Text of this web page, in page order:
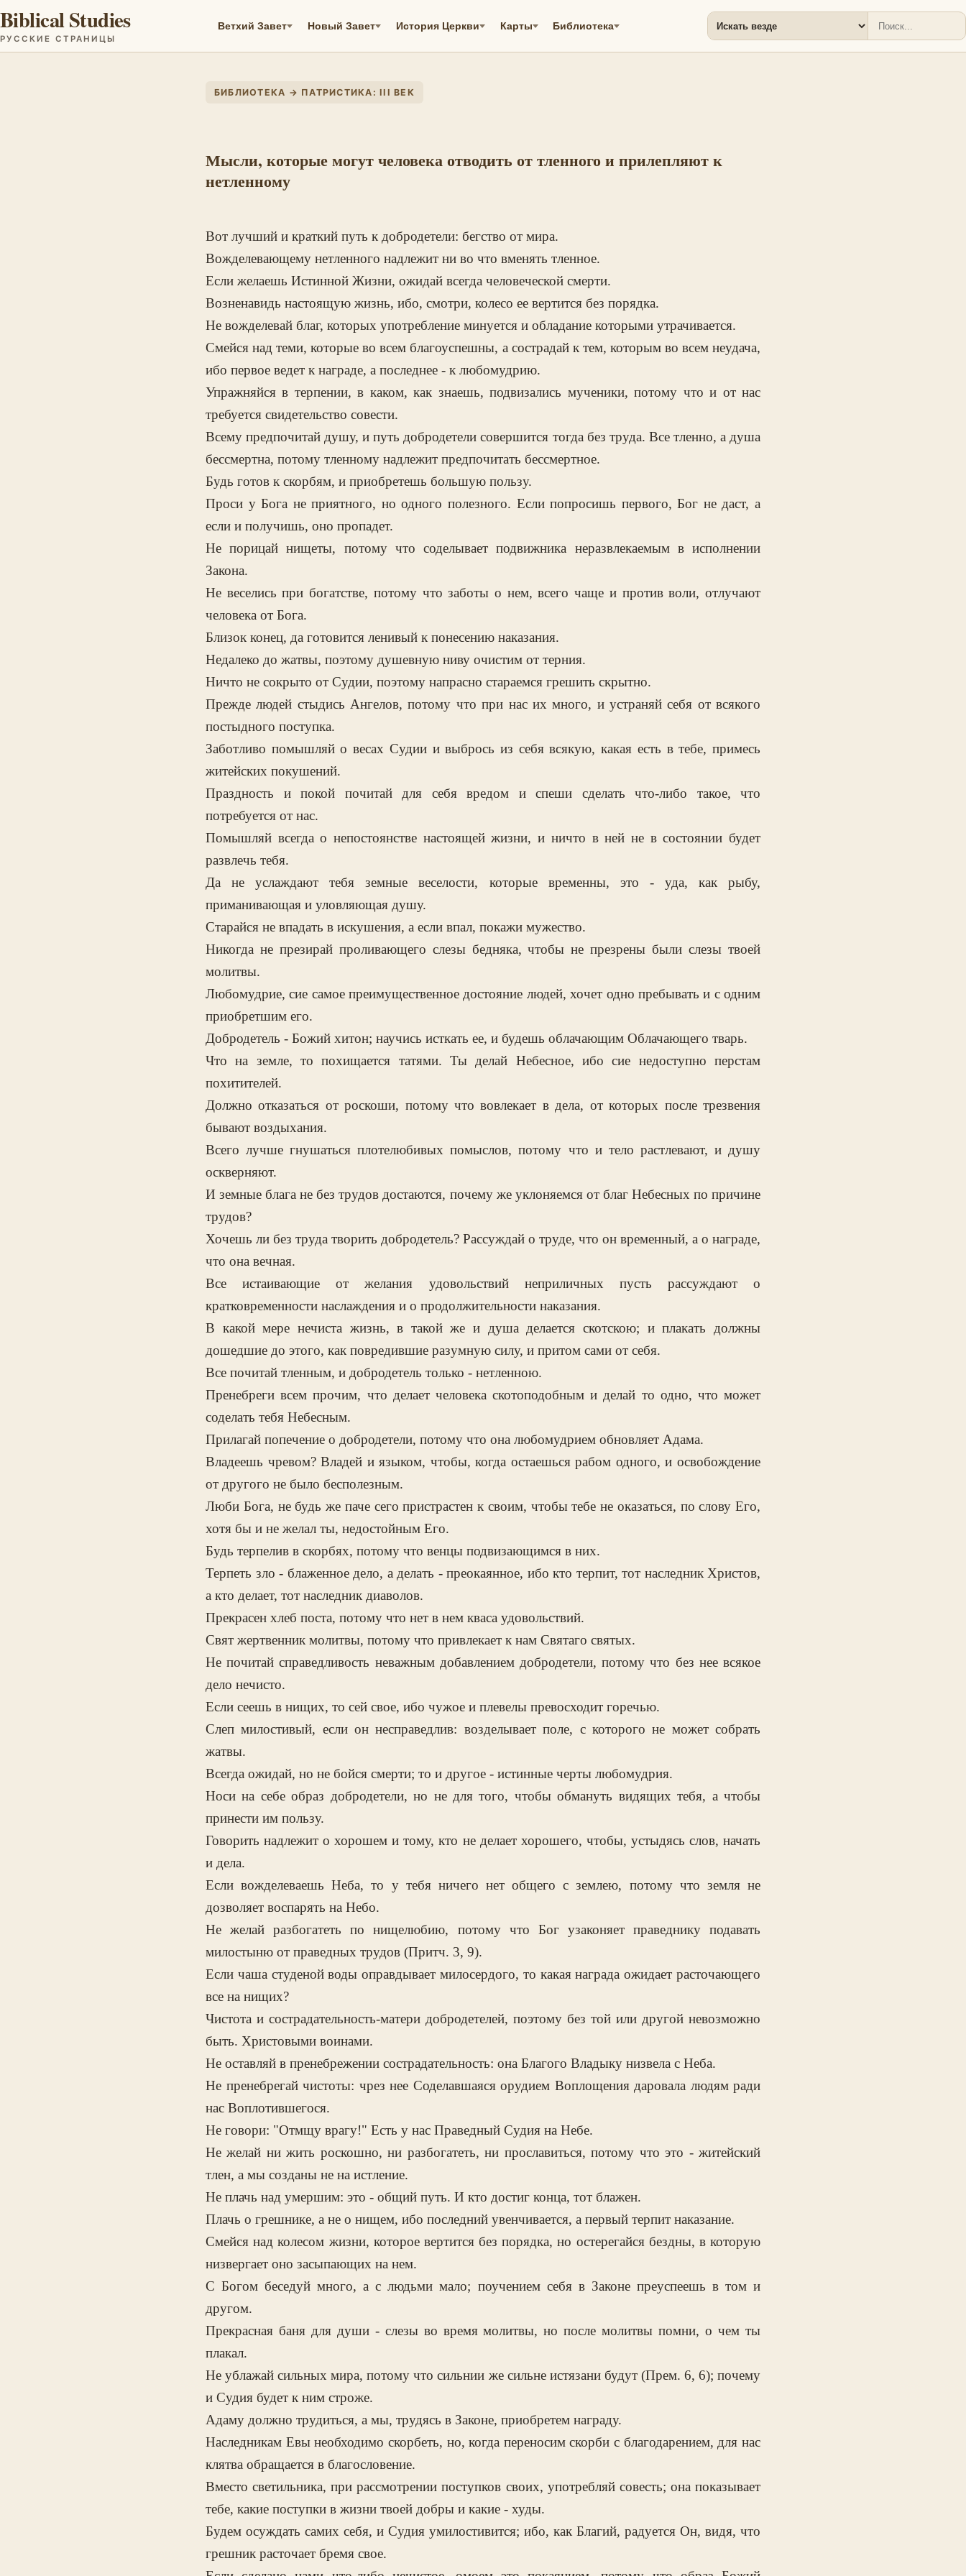
Biblical Studies
РУССКИЕ СТРАНИЦЫ
Ветхий Завет Новый Завет История Церкви Карты Библиотека
БИБЛИОТЕКА → ПАТРИСТИКА: III ВЕК
Мысли, которые могут человека отводить от тленного и прилепляют к
нетленному
Вот лучший и краткий путь к добродетели: бегство от мира.
Вожделевающему нетленного надлежит ни во что вменять тленное.
Если желаешь Истинной Жизни, ожидай всегда человеческой смерти.
Возненавидь настоящую жизнь, ибо, смотри, колесо ее вертится без порядка.
Не вожделевай благ, которых употребление минуется и обладание которыми утрачивается.
Смейся над теми, которые во всем благоуспешны, а сострадай к тем, которым во всем неудача,
ибо первое ведет к награде, а последнее - к любомудрию.
Упражняйся в терпении, в каком, как знаешь, подвизались мученики, потому что и от нас
требуется свидетельство совести.
Всему предпочитай душу, и путь добродетели совершится тогда без труда. Все тленно, а душа
бессмертна, потому тленному надлежит предпочитать бессмертное.
Будь готов к скорбям, и приобретешь большую пользу.
Проси у Бога не приятного, но одного полезного. Если попросишь первого, Бог не даст, а
если и получишь, оно пропадет.
Не порицай нищеты, потому что соделывает подвижника неразвлекаемым в исполнении
Закона.
Не веселись при богатстве, потому что заботы о нем, всего чаще и против воли, отлучают
человека от Бога.
Близок конец, да готовится ленивый к понесению наказания.
Недалеко до жатвы, поэтому душевную ниву очистим от терния.
Ничто не сокрыто от Судии, поэтому напрасно стараемся грешить скрытно.
Прежде людей стыдись Ангелов, потому что при нас их много, и устраняй себя от всякого
постыдного поступка.
Заботливо помышляй о весах Судии и выбрось из себя всякую, какая есть в тебе, примесь
житейских покушений.
Праздность и покой почитай для себя вредом и спеши сделать что-либо такое, что
потребуется от нас.
Помышляй всегда о непостоянстве настоящей жизни, и ничто в ней не в состоянии будет
развлечь тебя.
Да не услаждают тебя земные веселости, которые временны, это - уда, как рыбу,
приманивающая и уловляющая душу.
Старайся не впадать в искушения, а если впал, покажи мужество.
Никогда не презирай проливающего слезы бедняка, чтобы не презрены были слезы твоей
молитвы.
Любомудрие, сие самое преимущественное достояние людей, хочет одно пребывать и с одним
приобретшим его.
Добродетель - Божий хитон; научись исткать ее, и будешь облачающим Облачающего тварь.
Что на земле, то похищается татями. Ты делай Небесное, ибо сие недоступно перстам
похитителей.
Должно отказаться от роскоши, потому что вовлекает в дела, от которых после трезвения
бывают воздыхания.
Всего лучше гнушаться плотелюбивых помыслов, потому что и тело растлевают, и душу
оскверняют.
И земные блага не без трудов достаются, почему же уклоняемся от благ Небесных по причине
трудов?
Хочешь ли без труда творить добродетель? Рассуждай о труде, что он временный, а о награде,
что она вечная.
Все истаивающие от желания удовольствий неприличных пусть рассуждают о
кратковременности наслаждения и о продолжительности наказания.
В какой мере нечиста жизнь, в такой же и душа делается скотскою; и плакать должны
дошедшие до этого, как повредившие разумную силу, и притом сами от себя.
Все почитай тленным, и добродетель только - нетленною.
Пренебреги всем прочим, что делает человека скотоподобным и делай то одно, что может
соделать тебя Небесным.
Прилагай попечение о добродетели, потому что она любомудрием обновляет Адама.
Владеешь чревом? Владей и языком, чтобы, когда остаешься рабом одного, и освобождение
от другого не было бесполезным.
Люби Бога, не будь же паче сего пристрастен к своим, чтобы тебе не оказаться, по слову Его,
хотя бы и не желал ты, недостойным Его.
Будь терпелив в скорбях, потому что венцы подвизающимся в них.
Терпеть зло - блаженное дело, а делать - преокаянное, ибо кто терпит, тот наследник Христов,
а кто делает, тот наследник диаволов.
Прекрасен хлеб поста, потому что нет в нем кваса удовольствий.
Свят жертвенник молитвы, потому что привлекает к нам Святаго святых.
Не почитай справедливость неважным добавлением добродетели, потому что без нее всякое
дело нечисто.
Если сеешь в нищих, то сей свое, ибо чужое и плевелы превосходит горечью.
Слеп милостивый, если он несправедлив: возделывает поле, с которого не может собрать
жатвы.
Всегда ожидай, но не бойся смерти; то и другое - истинные черты любомудрия.
Носи на себе образ добродетели, но не для того, чтобы обмануть видящих тебя, а чтобы
принести им пользу.
Говорить надлежит о хорошем и тому, кто не делает хорошего, чтобы, устыдясь слов, начать
и дела.
Если вожделеваешь Неба, то у тебя ничего нет общего с землею, потому что земля не
дозволяет воспарять на Небо.
Не желай разбогатеть по нищелюбию, потому что Бог узаконяет праведнику подавать
милостыню от праведных трудов (Притч. 3, 9).
Если чаша студеной воды оправдывает милосердого, то какая награда ожидает расточающего
все на нищих?
Чистота и сострадательность-матери добродетелей, поэтому без той или другой невозможно
быть. Христовыми воинами.
Не оставляй в пренебрежении сострадательность: она Благого Владыку низвела с Неба.
Не пренебрегай чистоты: чрез нее Соделавшаяся орудием Воплощения даровала людям ради
нас Воплотившегося.
Не говори: "Отмщу врагу!" Есть у нас Праведный Судия на Небе.
Не желай ни жить роскошно, ни разбогатеть, ни прославиться, потому что это - житейский
тлен, а мы созданы не на истление.
Не плачь над умершим: это - общий путь. И кто достиг конца, тот блажен.
Плачь о грешнике, а не о нищем, ибо последний увенчивается, а первый терпит наказание.
Смейся над колесом жизни, которое вертится без порядка, но остерегайся бездны, в которую
низвергает оно засыпающих на нем.
С Богом беседуй много, а с людьми мало; поучением себя в Законе преуспеешь в том и
другом.
Прекрасная баня для души - слезы во время молитвы, но после молитвы помни, о чем ты
плакал.
Не ублажай сильных мира, потому что сильнии же сильне истязани будут (Прем. 6, 6); почему
и Судия будет к ним строже.
Адаму должно трудиться, а мы, трудясь в Законе, приобретем награду.
Наследникам Евы необходимо скорбеть, но, когда переносим скорби с благодарением, для нас
клятва обращается в благословение.
Вместо светильника, при рассмотрении поступков своих, употребляй совесть; она показывает
тебе, какие поступки в жизни твоей добры и какие - худы.
Будем осуждать самих себя, и Судия умилостивится; ибо, как Благий, радуется Он, видя, что
грешник расточает бремя свое.